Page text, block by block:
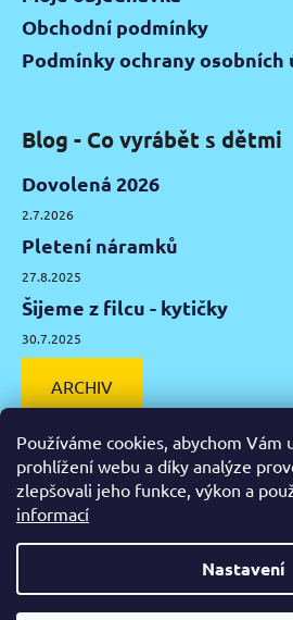
Používáme cookies, abychom Vám
prohlížení webu a díky analýze
zlepšovali jeho funkce, výkon a
informací
Nastavení
Obchodní podmínky
Podmínky ochrany osobních
Blog - Co vyrábět s dětmi
Dovolená 2026
2.7.2026
Pletení náramků
27.8.2025
Šijeme z filcu - kytičky
30.7.2025
ARCHIV
Facebook